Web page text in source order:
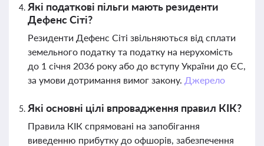
Які податкові пільги мають резиденти
Дефенс Сіті?
Резиденти Дефенс Сіті звільняються від сплати
земельного податку та податку на нерухомість
до 1 січня 2036 року або до вступу України до ЄС,
за умови дотримання вимог закону. Джерело
Які основні цілі впровадження правил КІК?
Правила КІК спрямовані на запобігання
виведенню прибутку до офшорів, забезпечення